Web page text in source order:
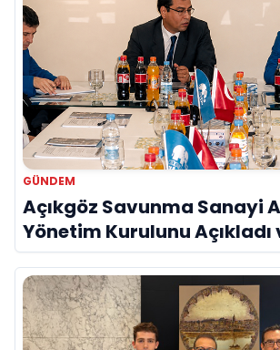
GÜNDEM
Açıkgöz Savunma Sanayi
Yönetim Kurulunu Açıkladı
Savunma Sanayinde
Vurgusu